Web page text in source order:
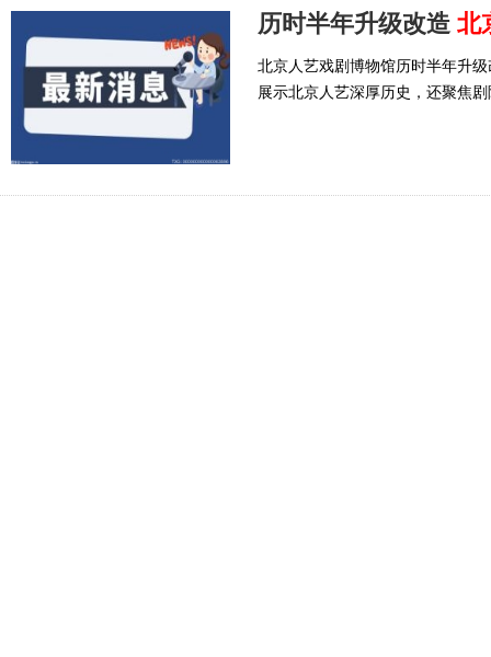
历时半年升级改造 北
北京人艺戏剧博物馆历时半年升
展示北京人艺深厚历史，还聚焦